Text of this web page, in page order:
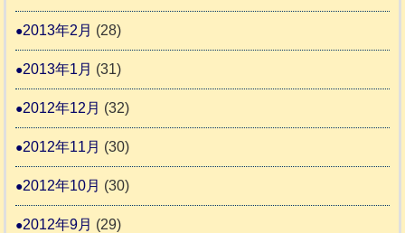
2013年2月 (28)
2013年1月 (31)
2012年12月 (32)
2012年11月 (30)
2012年10月 (30)
2012年9月 (29)